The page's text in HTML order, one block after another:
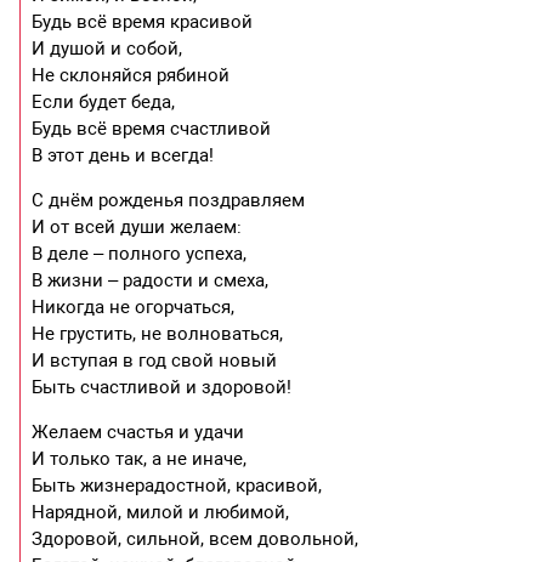
Будь всё время красивой
И душой и сoбой,
Hе склоняйся рябиной
Если будет беда,
Будь всё время счастливой
В этот день и всегда!
С днём рожденья поздравляем
И от всей души желаем:
В деле – полного успеха,
В жизни – радости и смеха,
Hикогда не огорчаться,
Hе грустить, не волноваться,
И вступая в год свой новый
Быть счастливой и здоровой!
Желаем счастья и удачи
И только так, а не иначе,
Быть жизнерадостной, красивой,
Hарядной, милой и любимой,
Здоровой, сильной, всем довольной,